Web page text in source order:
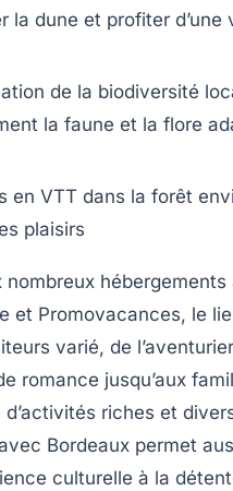
la dune et profiter d’une
de la biodiversité
la faune et la flore
en VTT dans la forêt
plaisirs
nombreux
et Promovacances, le
varié, de
romance jusqu’aux
d’activités riches et
Bordeaux permet
culturelle à la